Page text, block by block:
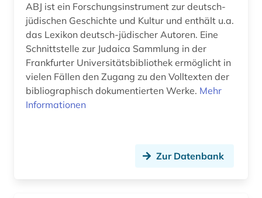
geschichte 1600-1700 (1)
geschichte 1600-1900 (1)
geschichte 1680-1790 (1)
geschichte 1700-1800 (1)
geschichte 500-1500 n. chr. (1)
ABJ ist ein Forschungsinstrument zur deutsch-
jüdischen Geschichte und Kultur und enthält u.a.
das Lexikon deutsch-jüdischer Autoren. Eine
Schnittstelle zur Judaica Sammlung in der
Frankfurter Universitätsbibliothek ermöglicht in
vielen Fällen den Zugang zu den Volltexten der
bibliographisch dokumentierten Werke. Mehr
Informationen
Zur Datenbank